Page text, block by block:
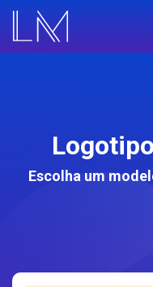
Escolha um